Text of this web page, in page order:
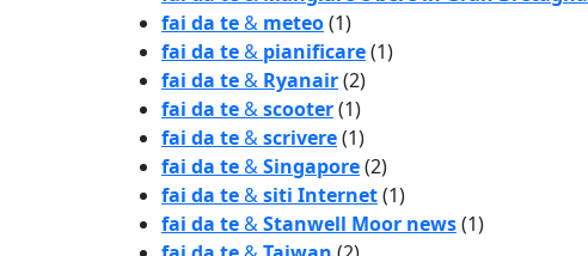
fai da te& meteo(1)
fai da te& pianificare(1)
fai da te& Ryanair(2)
fai da te&scooter(1)
fai da te&scrivere(1)
fai da te&Singapore(2)
fai da te&siti Internet(1)
fai da te&Stanwell Moor news(1)